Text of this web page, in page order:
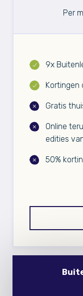
Per
9x
Kortingen
Gratis
Online
edities
50%